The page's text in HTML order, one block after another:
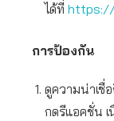
ได้ที่ https://
การป้องกัน
ดูความน่าเชื่
กดรีแอคชั่น